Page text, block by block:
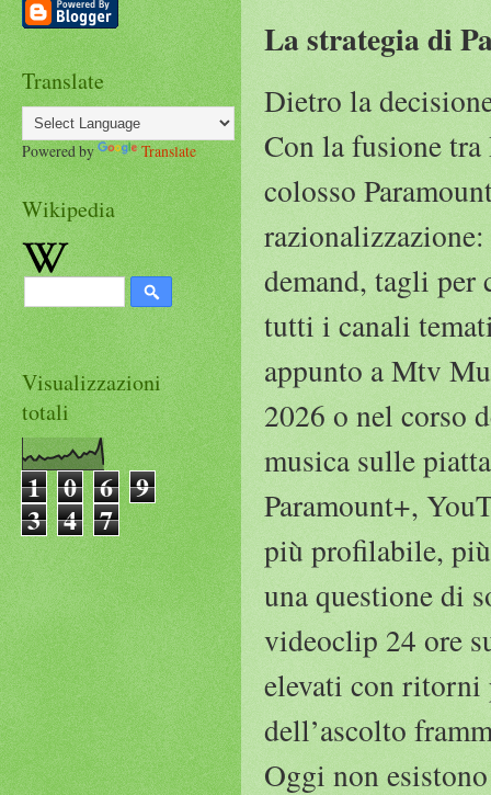
La strategia di
Dietro la
Con la fusione
colosso
demand, tagli
tutti i canali
appunto a Mtv
2026 o nel corso
musica sulle
Paramount+,
più profilabile,
una questione di
videoclip 24 ore
elevati con
dell’ascolto
Oggi non
Translate
Powered by Translate
Wikipedia
Visualizzazioni
totali
1 0 6 9
3 4 7